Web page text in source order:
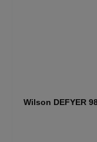
Wilson DEFYER